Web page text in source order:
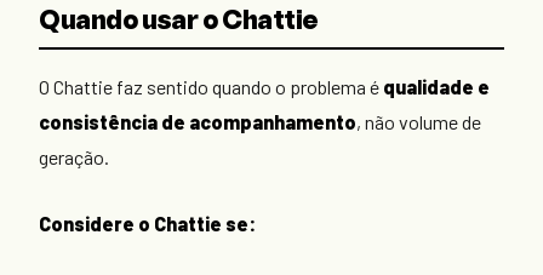
Quando usar o Chattie
O Chattie faz sentido quando o problema é qualidade e
consistência de acompanhamento, não volume de
geração.
Considere o Chattie se: